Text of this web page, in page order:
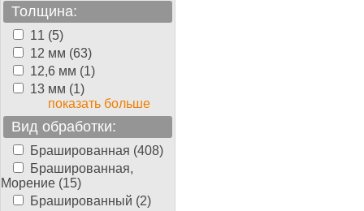
Толщина:
11 (5)
12 мм (63)
12,6 мм (1)
13 мм (1)
показать больше
Вид обработки:
Брашированная (408)
Брашированная,
Морение (15)
Брашированный (2)